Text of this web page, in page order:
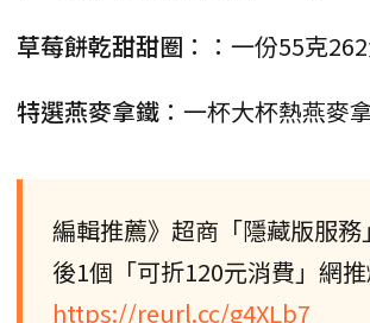
草莓餅乾甜甜圈 ：：一份55克
特選燕麥拿鐵 ：一杯大杯熱燕麥
編輯推薦》超商「隱藏版服務
後1個「可折120元消費」網推
https://reurl.cc/g4XLb7